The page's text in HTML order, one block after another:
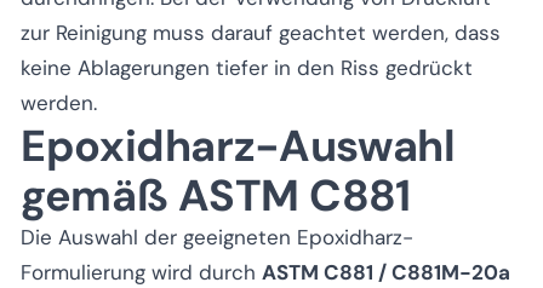
zur Reinigung muss darauf geachtet werden, dass
keine Ablagerungen tiefer in den Riss gedrückt
werden.
Epoxidharz-Auswahl
gemäß ASTM C881
Die Auswahl der geeigneten Epoxidharz-
Formulierung wird durch ASTM C881 / C881M-20a